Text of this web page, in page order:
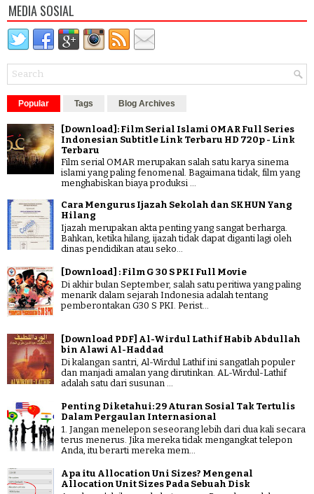
MEDIA SOSIAL
Popular Tags Blog Archives
[Download]: Film Serial Islami OMAR Full Series
Indonesian Subtitle Link Terbaru HD 720p - Link
Terbaru
Film serial OMAR merupakan salah satu karya sinema
islami yang paling fenomenal. Bagaimana tidak, film yang
menghabiskan biaya produksi ...
Cara Mengurus Ijazah Sekolah dan SKHUN Yang
Hilang
Ijazah merupakan akta penting yang sangat berharga.
Bahkan, ketika hilang, ijazah tidak dapat diganti lagi oleh
dinas pendidikan atau seko...
[Download] : Film G 30 S PKI Full Movie
Di akhir bulan September, salah satu peritiwa yang paling
menarik dalam sejarah Indonesia adalah tentang
pemberontakan G30 S PKI. Perist...
[Download PDF] Al-Wirdul Lathif Habib Abdullah
bin Alawi Al-Haddad
Di kalangan santri, Al-Wirdul Lathif ini sangatlah populer
dan manjadi amalan yang dirutinkan. AL-Wirdul-Lathif
adalah satu dari susunan ...
Penting Diketahui: 29 Aturan Sosial Tak Tertulis
Dalam Pergaulan Internasional
1. Jangan menelepon seseorang lebih dari dua kali secara
terus menerus. Jika mereka tidak mengangkat telepon
Anda, itu berarti mereka mem...
Apa itu Allocation Uni Sizes? Mengenal
Allocation Unit Sizes Pada Sebuah Disk